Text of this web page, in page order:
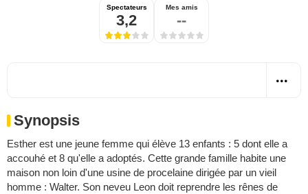
Spectateurs
3,2
Mes amis
--
Synopsis
Esther est une jeune femme qui élève 13 enfants : 5 dont elle a
accouhé et 8 qu'elle a adoptés. Cette grande famille habite une
maison non loin d'une usine de procelaine dirigée par un vieil
homme : Walter. Son neveu Leon doit reprendre les rênes de